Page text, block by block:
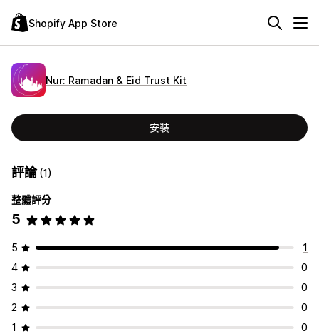
Shopify App Store
Nur: Ramadan & Eid Trust Kit
安裝
評論(1)
整體評分
5
5
1
4
0
3
0
2
0
1
0